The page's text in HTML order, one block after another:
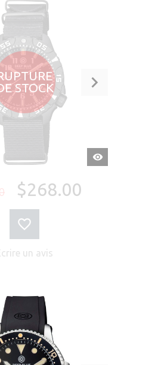
STOCK
APERÇU
RAPIDE
$268.00
un avis